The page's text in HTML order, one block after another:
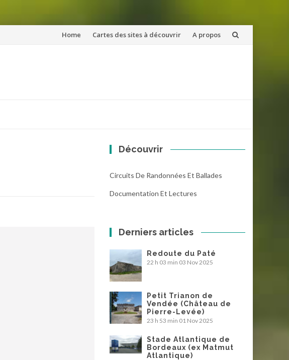
Aller
Home Cartes des sites à découvrir A propos
Découvrir
Circuits De Randonnées Et Ballades
Documentation Et Lectures
Derniers articles
Redoute du Paté
22 h 03 min 03 Nov 2025
Petit Trianon de
Vendée (Château de
Pierre-Levée)
23 h 53 min 01 Nov 2025
Stade Atlantique de
Bordeaux (ex Matmut
Atlantique)